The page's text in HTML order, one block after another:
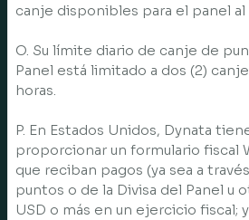
canje disponibles para el panel
O. Su límite diario de canje de
Panel está limitado a dos (2)
horas.
P. En Estados Unidos, Dynata
proporcionar un formulario fiscal
que reciban pagos (ya sea a
puntos o de la Divisa del Panel u
USD o más en un ejercicio fiscal;